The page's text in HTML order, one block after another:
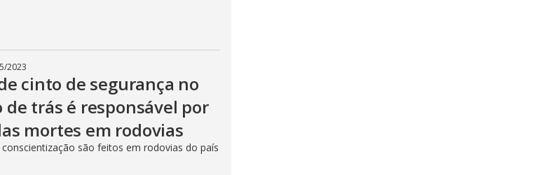
2023
cinto de segurança no
de trás é responsável por
mortes em rodovias
são feitos em rodovias do país